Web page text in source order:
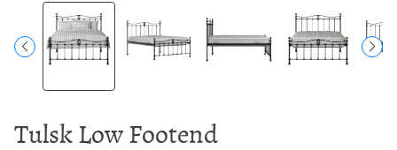
Tulsk Low Footend